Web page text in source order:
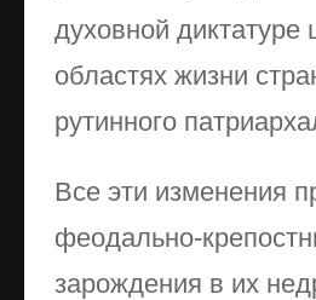
духовной диктатуре
областях жизни
рутинного
Все эти изменения
феодально-
зарождения в их